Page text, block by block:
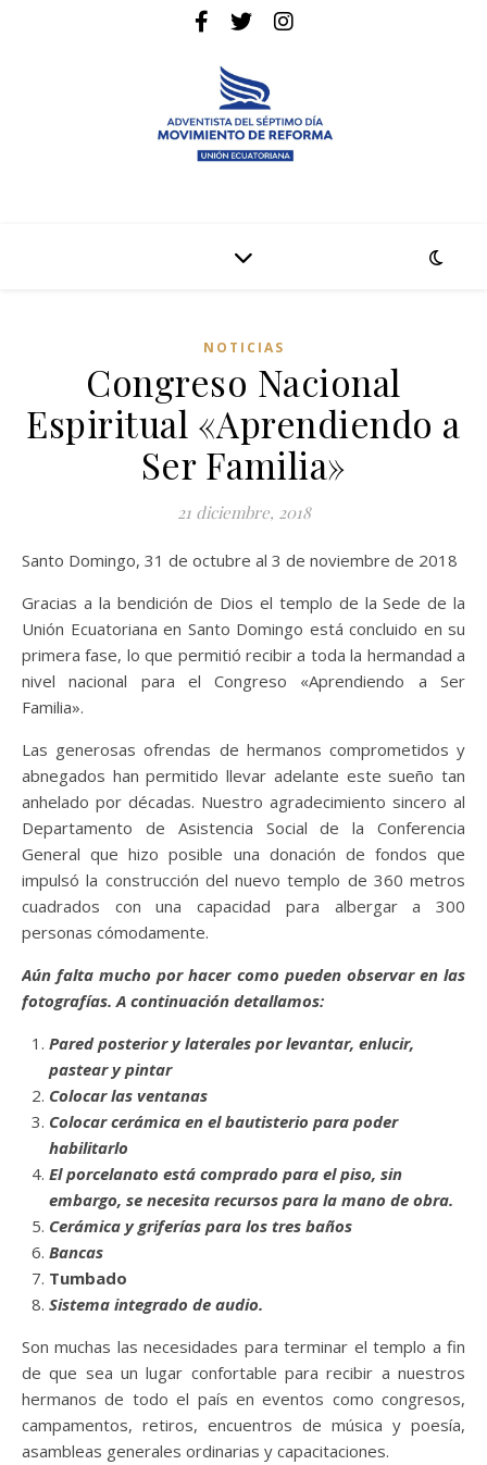
NOTICIAS
Congreso Nacional
Espiritual «Aprendiendo a
Ser Familia»
21 diciembre, 2018
Santo Domingo, 31 de octubre al 3 de noviembre de 2018
Gracias a la bendición de Dios el templo de la Sede de la
Unión Ecuatoriana en Santo Domingo está concluido en su
primera fase, lo que permitió recibir a toda la hermandad a
nivel nacional para el Congreso «Aprendiendo a Ser
Familia».
Las generosas ofrendas de hermanos comprometidos y
abnegados han permitido llevar adelante este sueño tan
anhelado por décadas. Nuestro agradecimiento sincero al
Departamento de Asistencia Social de la Conferencia
General que hizo posible una donación de fondos que
impulsó la construcción del nuevo templo de 360 metros
cuadrados con una capacidad para albergar a 300
personas cómodamente.
Aún falta mucho por hacer como pueden observar en las
fotografías. A continuación detallamos:
Pared posterior y laterales por levantar, enlucir,
pastear y pintar
Colocar las ventanas
Colocar cerámica en el bautisterio para poder
habilitarlo
El porcelanato está comprado para el piso, sin
embargo, se necesita recursos para la mano de obra.
Cerámica y griferías para los tres baños
Bancas
Tumbado
Sistema integrado de audio.
Son muchas las necesidades para terminar el templo a fin
de que sea un lugar confortable para recibir a nuestros
hermanos de todo el país en eventos como congresos,
campamentos, retiros, encuentros de música y poesía,
asambleas generales ordinarias y capacitaciones.